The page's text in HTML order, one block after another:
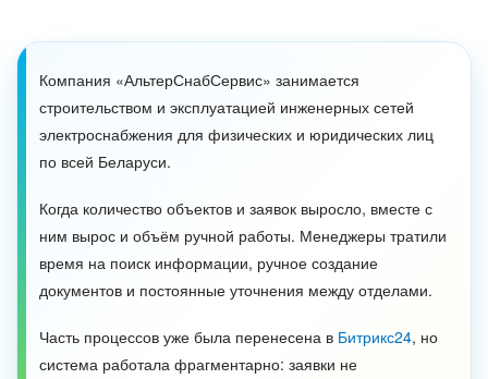
Компания «АльтерСнабСервис» занимается
строительством и эксплуатацией инженерных сетей
электроснабжения для физических и юридических лиц
по всей Беларуси.
Когда количество объектов и заявок выросло, вместе с
ним вырос и объём ручной работы. Менеджеры тратили
время на поиск информации, ручное создание
документов и постоянные уточнения между отделами.
Часть процессов уже была перенесена в Битрикс24, но
система работала фрагментарно: заявки не